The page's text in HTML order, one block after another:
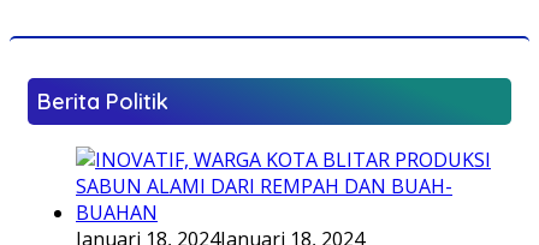
Berita Politik
Januari 18, 2024Januari 18, 2024